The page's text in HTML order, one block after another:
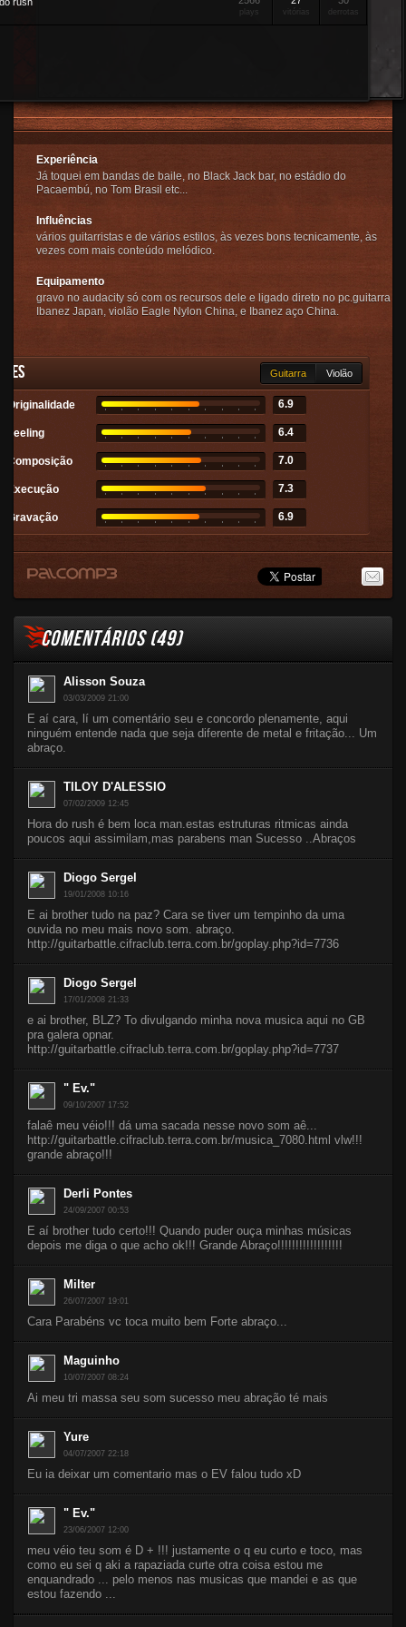
plays vitórias derrotas
Experiência
Já toquei em bandas de baile, no Black Jack bar, no estádio do
Pacaembú, no Tom Brasil etc...
Influências
vários guitarristas e de vários estilos, às vezes bons tecnicamente, às
vezes com mais conteúdo melódico.
Equipamento
gravo no audacity só com os recursos dele e ligado direto no pc.guitarra
Ibanez Japan, violão Eagle Nylon China, e Ibanez aço China.
Guitarra Violão
Originalidade 6.9
Feeling 6.4
Composição 7.0
Execução 7.3
Gravação 6.9
COMENTÁRIOS (49)
Alisson Souza
03/03/2009 21:00
E aí cara, lí um comentário seu e concordo plenamente, aqui
ninguém entende nada que seja diferente de metal e fritação... Um
abraço.
TILOY D'ALESSIO
07/02/2009 12:45
Hora do rush é bem loca man.estas estruturas ritmicas ainda
poucos aqui assimilam,mas parabens man Sucesso ..Abraços
Diogo Sergel
19/01/2008 10:16
E ai brother tudo na paz? Cara se tiver um tempinho da uma
ouvida no meu mais novo som. abraço.
http://guitarbattle.cifraclub.terra.com.br/goplay.php?id=7736
Diogo Sergel
17/01/2008 21:33
e ai brother, BLZ? To divulgando minha nova musica aqui no GB
pra galera opnar.
http://guitarbattle.cifraclub.terra.com.br/goplay.php?id=7737
" Ev."
09/10/2007 17:52
falaê meu véio!!! dá uma sacada nesse novo som aê...
http://guitarbattle.cifraclub.terra.com.br/musica_7080.html vlw!!!
grande abraço!!!
Derli Pontes
24/09/2007 00:53
E aí brother tudo certo!!! Quando puder ouça minhas músicas
depois me diga o que acho ok!!! Grande Abraço!!!!!!!!!!!!!!!!!!
Milter
26/07/2007 19:01
Cara Parabéns vc toca muito bem Forte abraço...
Maguinho
10/07/2007 08:24
Ai meu tri massa seu som sucesso meu abração té mais
Yure
04/07/2007 22:18
Eu ia deixar um comentario mas o EV falou tudo xD
" Ev."
23/06/2007 12:00
meu véio teu som é D + !!! justamente o q eu curto e toco, mas
como eu sei q aki a rapaziada curte otra coisa estou me
enquandrado ... pelo menos nas musicas que mandei e as que
estou fazendo ...